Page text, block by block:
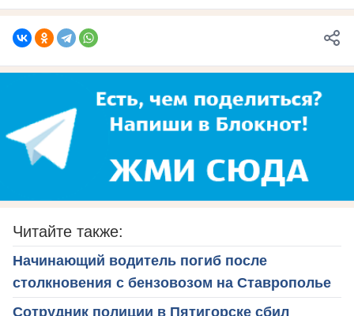
Читайте также:
Начинающий водитель погиб после
столкновения с бензовозом на Ставрополье
Сотрудник полиции в Пятигорске сбил